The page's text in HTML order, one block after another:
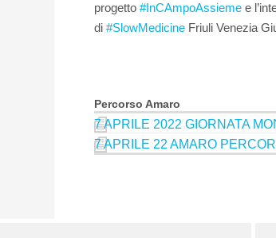
progetto #InCAmpoAssieme e
di #SlowMedicine Friuli Venezia
Percorso Amaro
7 APRILE 2022 GIORNATA
7 APRILE 22 AMARO